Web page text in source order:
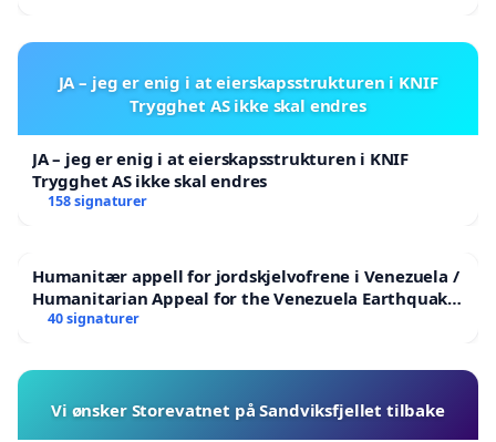
JA – jeg er enig i at eierskapsstrukturen i KNIF
Trygghet AS ikke skal endres
JA – jeg er enig i at eierskapsstrukturen i KNIF
Trygghet AS ikke skal endres
158 signaturer
Humanitær appell for jordskjelvofrene i Venezuela /
Humanitarian Appeal for the Venezuela Earthquake
Victims
40 signaturer
Vi ønsker Storevatnet på Sandviksfjellet tilbake